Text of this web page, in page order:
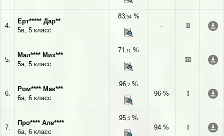
4.
Ерт***** Дар**
5в, 5 класс
83,54%
-
II
5.
Мал**** Мих***
5а, 5 класс
71,11 %
-
III
6.
Ром**** Мак***
6а, 6 класс
96,2 %
96 %
I
7.
Про**** Але****
6а, 6 класс
95,5 %
94 %
I